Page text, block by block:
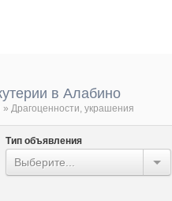
в Алабино
» Драгоценности, украшения
Тип объявления
Выберите...